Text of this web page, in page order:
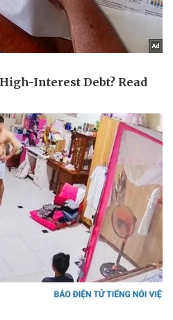
Đời sống
Nhà đẹp
Blog
Tình yêu - Gia đình